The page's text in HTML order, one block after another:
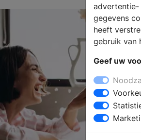
advertentie-
gegevens
heeft
gebruik van
Geef uw